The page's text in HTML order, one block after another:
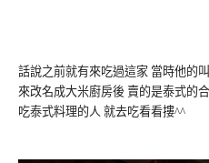
話說之前就有來吃過這家 當時他的
來改名成大米廚房後 賣的是泰式的
吃泰式料理的人 就去吃看看摟^^